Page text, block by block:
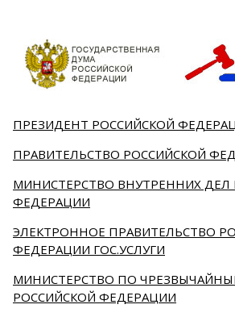
ПРЕЗИДЕНТ РОССИЙСКОЙ
ПРАВИТЕЛЬСТВО РОССИЙСКОЙ
МИНИСТЕРСТВО ВНУТРЕННИХ ДЕЛ
ФЕДЕРАЦИИ
ЭЛЕКТРОННОЕ ПРАВИТЕЛЬСТВО
ФЕДЕРАЦИИ ГОС.УСЛУГИ
МИНИСТЕРСТВО ПО
РОССИЙСКОЙ ФЕДЕРАЦИИ